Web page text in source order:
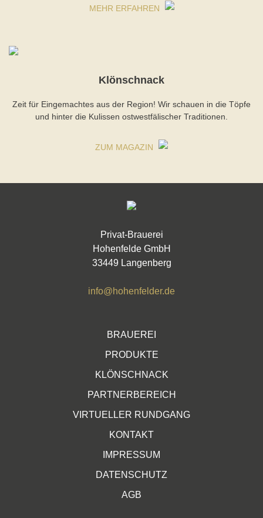
MEHR ERFAHREN
Klönschnack
Zeit für Eingemachtes aus der Region! Wir schauen in die Töpfe
und hinter die Kulissen ostwestfälischer Traditionen.
ZUM MAGAZIN
Privat-Brauerei
Hohenfelde GmbH
33449 Langenberg
info@hohenfelder.de
BRAUEREI
PRODUKTE
KLÖNSCHNACK
PARTNERBEREICH
VIRTUELLER RUNDGANG
KONTAKT
IMPRESSUM
DATENSCHUTZ
AGB